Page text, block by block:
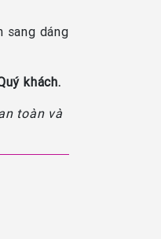
sang dáng
khách.
toàn và